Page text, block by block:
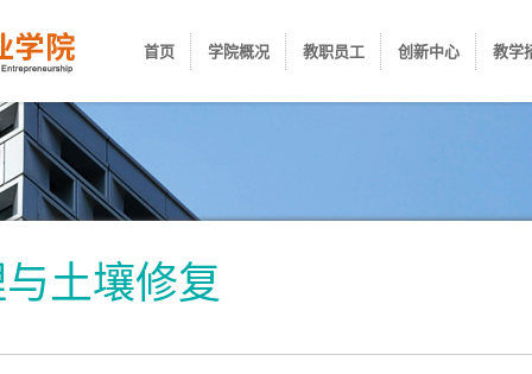
首页 学院概况 教职员工 创新中心 教学
土壤修复